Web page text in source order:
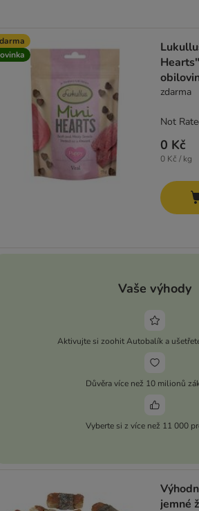
zdarma
0 Kč
0 Kč / kg
Not
Vaše výhody
Aktivujte si zoohit Autobalík a
Důvěra více než 10 milionů
Vyberte si z více než 11 000
Výhodné
jemné